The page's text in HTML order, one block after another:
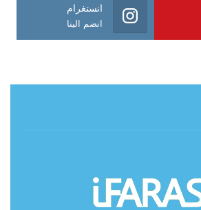
انستغرام
انضم الينا